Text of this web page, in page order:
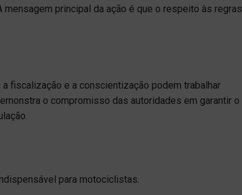
principal da ação é que o respeito às regras
fiscalização e a conscientização podem trabalhar
o compromisso das autoridades em garantir o
para motociclistas.